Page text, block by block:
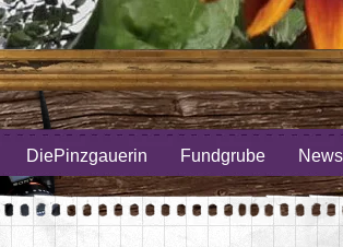
DiePinzgauerin Fundgrube